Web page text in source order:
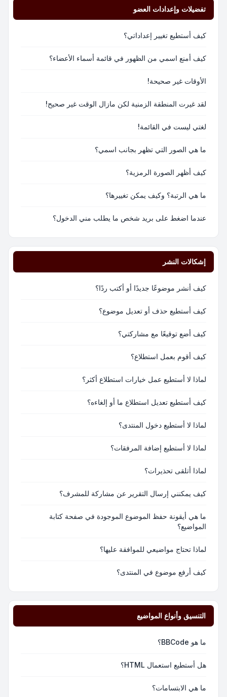
تفضيلات وإعدادات العضو
كيف أستطيع تغيير إعداداتي؟
كيف أمنع اسمي من الظهور في قائمة أسماء الأعضاء؟
الأوقات غير صحيحة!
لقد غيرت المنطقة الزمنية لكن مازال الوقت غير صحيح!
لغتي ليست في القائمة!
ما هي الصور التي تظهر بجانب اسمي؟
كيف أظهر الصورة الرمزية؟
ما هي الرتبة؟ وكيف يمكن تغييرها؟
عندما اضغط على بريد شخص ما يطلب مني الدخول؟
إشكالات النشر
كيف أنشر موضوعًا جديدًا أو أكتب ردًا؟
كيف أستطيع حذف أو تعديل موضوع؟
كيف أضع توقيعًا مع مشاركتي؟
كيف أقوم بعمل استطلاع؟
لماذا لا أستطيع عمل خيارات استطلاع أكثر؟
كيف أستطيع تعديل استطلاع ما أو إلغاءه؟
لماذا لا أستطيع دخول المنتدى؟
لماذا لا أستطيع إضافة المرفقات؟
لماذا أتلقى تحذيرات؟
كيف يمكنني إرسال التقرير عن مشاركة للمشرف؟
ما هي أيقونة حفظ الموضوع الموجودة في صفحة كتابة
المواضيع؟
لماذا تحتاج مواضيعي للموافقة عليها؟
كيف أرفع موضوع في المنتدى؟
التنسيق وأنواع المواضيع
ما هو BBCode؟
هل أستطيع استعمال HTML؟
ما هي الابتسامات؟